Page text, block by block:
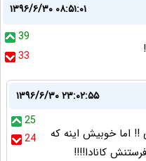
۱۳۹۶/۶/۳۰ ۰۸:۵۱:۰۱
39
33
۱۳۹۶/۶/۳۰ ۲۳:۰۲:۵۵
25
24
اما خوبیش اینه که
کانادا!!!!